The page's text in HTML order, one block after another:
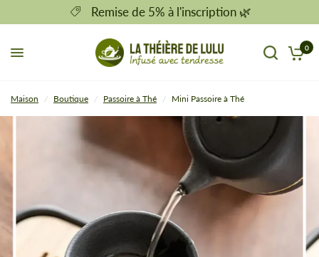
Remise de 5% à l'inscription 🌿
0
Maison / Boutique / Passoire à Thé / Mini Passoire à Thé